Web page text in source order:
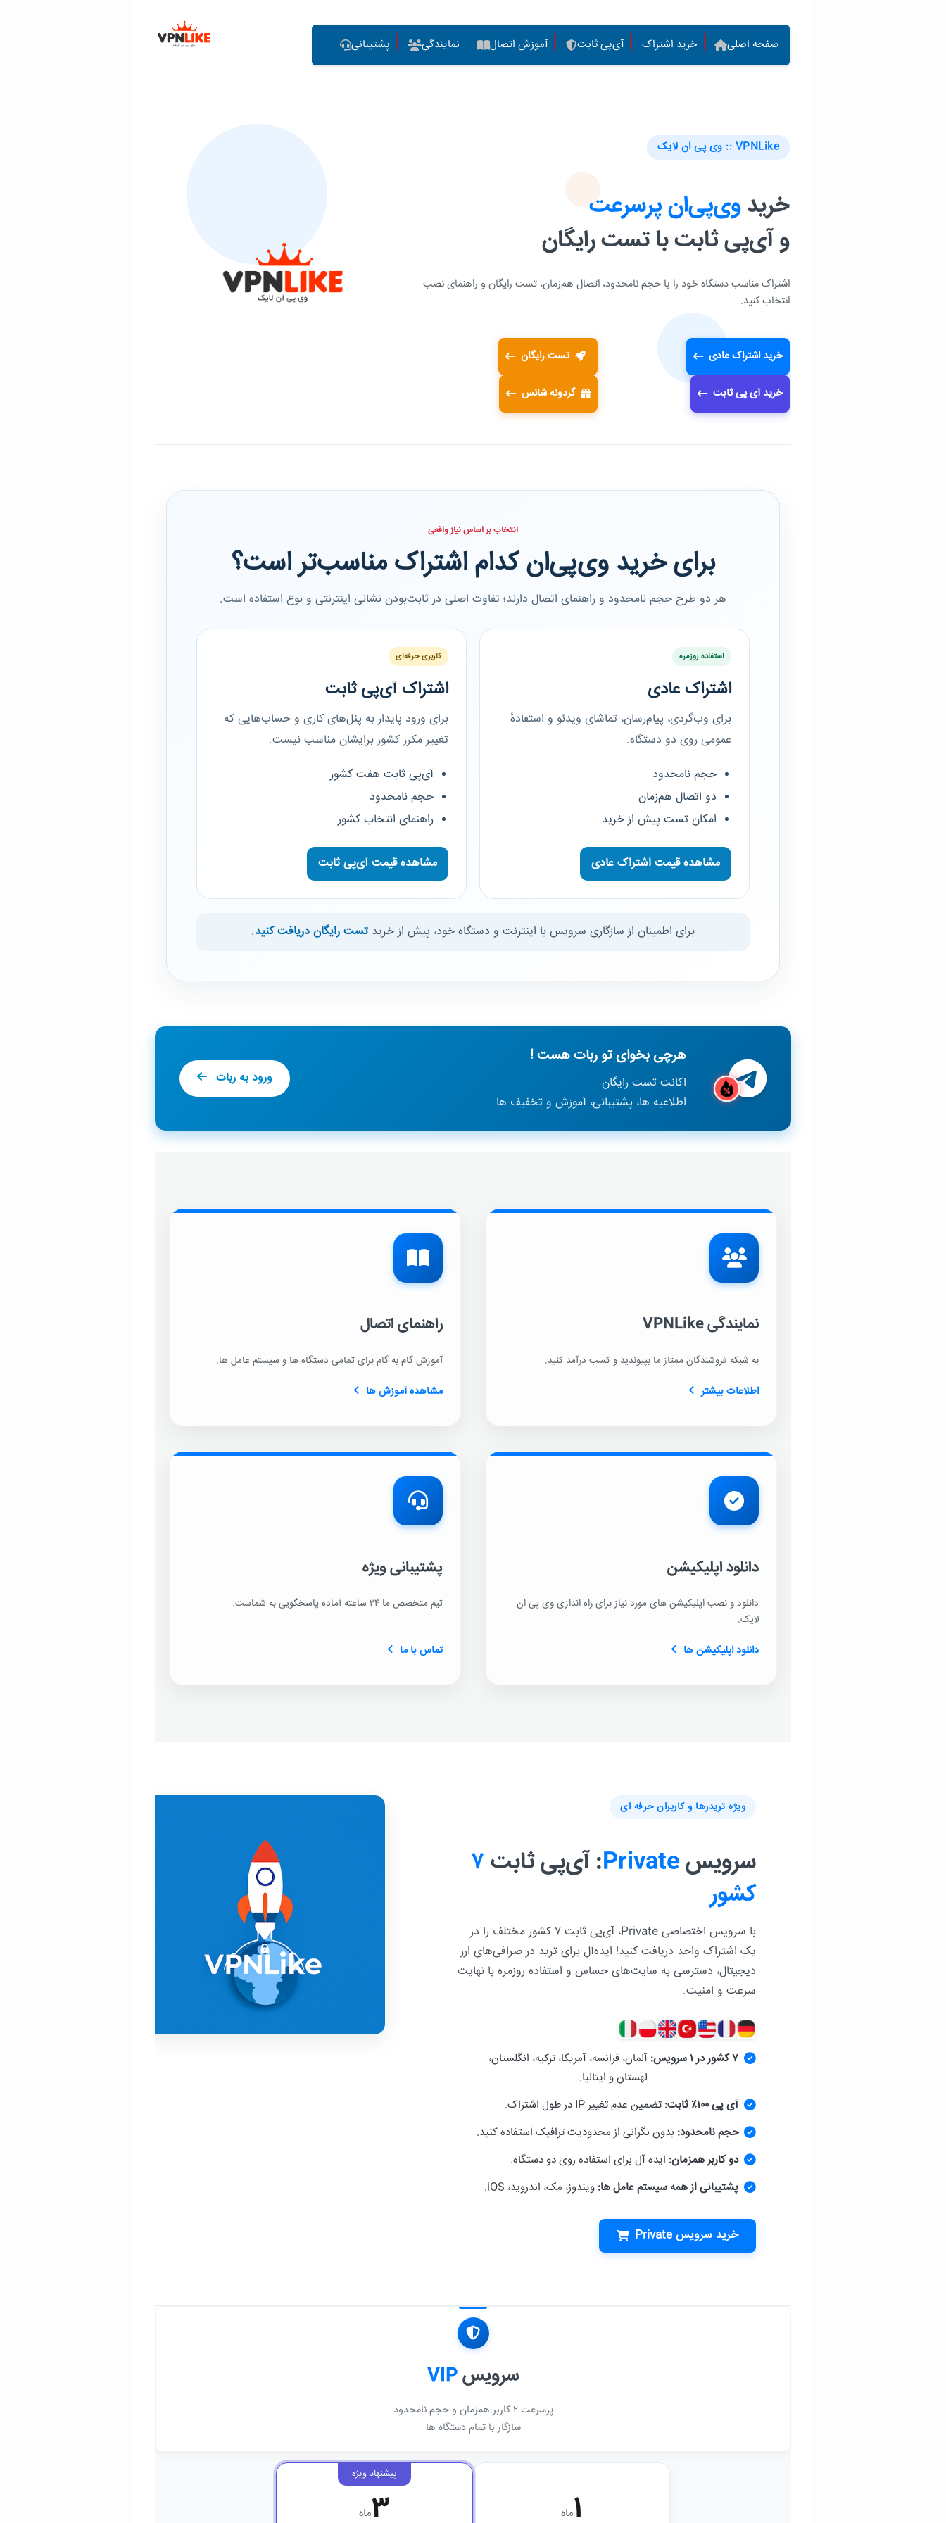
صفحه اصلی خرید اشتراک آی‌پی ثابت آموزش اتصال نمایندگی پشتیبانی
VPNLike :: وی پی ان لایک
خریدوی‌پی‌ان پرسرعت
و آی‌پی ثابت با تست رایگان
اشتراک مناسب دستگاه خود را با حجم نامحدود، اتصال هم‌زمان، تست رایگان و راهنمای نصب
انتخاب کنید.
خرید اشتراک عادی
خرید آی پی ثابت
تست رایگان
گردونه شانس
انتخاب بر اساس نیاز واقعی
برای خرید وی‌پی‌ان کدام اشتراک مناسب‌تر است؟
هر دو طرح حجم نامحدود و راهنمای اتصال دارند؛ تفاوت اصلی در ثابت‌بودن نشانی اینترنتی و نوع استفاده است.
استفاده روزمره
اشتراک عادی
برای وب‌گردی، پیام‌رسان، تماشای ویدئو و استفادهٔ
عمومی روی دو دستگاه.
حجم نامحدود
دو اتصال هم‌زمان
امکان تست پیش از خرید
مشاهده قیمت اشتراک عادی
کاربری حرفه‌ای
اشتراک آی‌پی ثابت
برای ورود پایدار به پنل‌های کاری و حساب‌هایی که
تغییر مکرر کشور برایشان مناسب نیست.
آی‌پی ثابت هفت کشور
حجم نامحدود
راهنمای انتخاب کشور
مشاهده قیمت آی‌پی ثابت
برای اطمینان از سازگاری سرویس با اینترنت و دستگاه خود، پیش از خرید تست رایگان دریافت کنید.
هرچی بخوای تو ربات هست !
اکانت تست رایگان
اطلاعیه ها، پشتیبانی، آموزش و تخفیف ها
ورود به ربات
نمایندگی VPNLike
به شبکه فروشندگان ممتاز ما بپیوندید و کسب درآمد کنید.
اطلاعات بیشتر
راهنمای اتصال
آموزش گام به گام برای تمامی دستگاه ها و سیستم عامل ها.
مشاهده آموزش ها
دانلود اپلیکیشن
دانلود و نصب اپلیکیشن های مورد نیاز برای راه اندازی وی پی ان
لایک.
دانلود اپلیکیشن ها
پشتیبانی ویژه
تیم متخصص ما ۲۴ ساعته آماده پاسخگویی به شماست.
تماس با ما
ویژه تریدرها و کاربران حرفه ای
سرویسPrivate: آی‌پی ثابت ۷
کشور
با سرویس اختصاصی Private، آی‌پی ثابت ۷ کشور مختلف را در
یک اشتراک واحد دریافت کنید! ایده‌آل برای ترید در صرافی‌های ارز
دیجیتال، دسترسی به سایت‌های حساس و استفاده روزمره با نهایت
سرعت و امنیت.
۷ کشور در ۱ سرویس:
آلمان، فرانسه، آمریکا، ترکیه، انگلستان،
لهستان و ایتالیا.
آی پی ۱۰۰٪ ثابت:
تضمین عدم تغییر IP در طول اشتراک.
حجم نامحدود: بدون نگرانی از محدودیت ترافیک استفاده کنید.
دو کاربر همزمان: ایده آل برای استفاده روی دو دستگاه.
پشتیبانی از همه سیستم عامل ها: ویندوز، مک، اندروید، iOS.
خرید سرویس Private
سرویسVIP
پرسرعت ۲ کاربر همزمان و حجم نامحدود
سازگار با تمام دستگاه ها
۱ماه ۳ماه